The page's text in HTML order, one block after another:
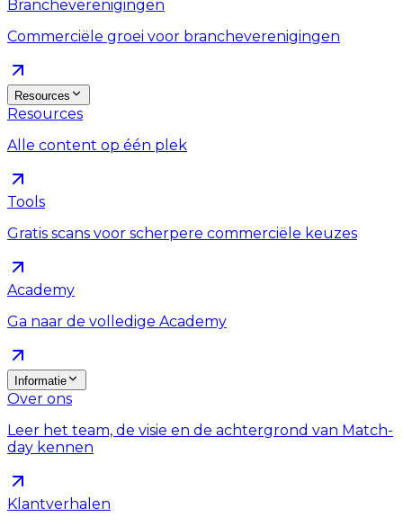
Brancheverenigingen
Commerciële groei voor brancheverenigingen
Resources
Resources
Alle content op één plek
Tools
Gratis scans voor scherpere commerciële keuzes
Academy
Ga naar de volledige Academy
Informatie
Over ons
Leer het team, de visie en de achtergrond van Match-
day kennen
Klantverhalen